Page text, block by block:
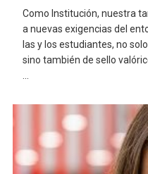
Como Institución, nuestra
a nuevas exigencias del
las y los estudiantes, no
sino también de sello